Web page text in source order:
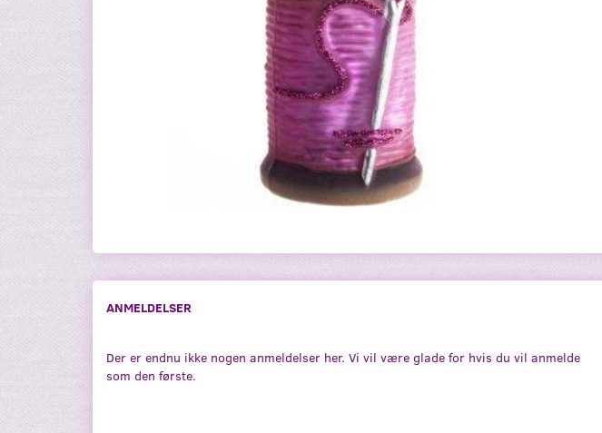
ANMELDELSER
Der er endnu ikke nogen anmeldelser her. Vi vil være glade for hvis du vil anmelde
som den første.